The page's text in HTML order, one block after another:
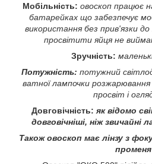
Мобільність: овоскоп працює
батарейках що забезпечує
використання без прив'язки
просвітити яйця не
Зручність:
Потужність: потужний
ватної лампочки розжарювання
просвіт і
Довговічність: як відомо
довговічніші, ніж звичайні
Також овоскоп має лінзу з
променя